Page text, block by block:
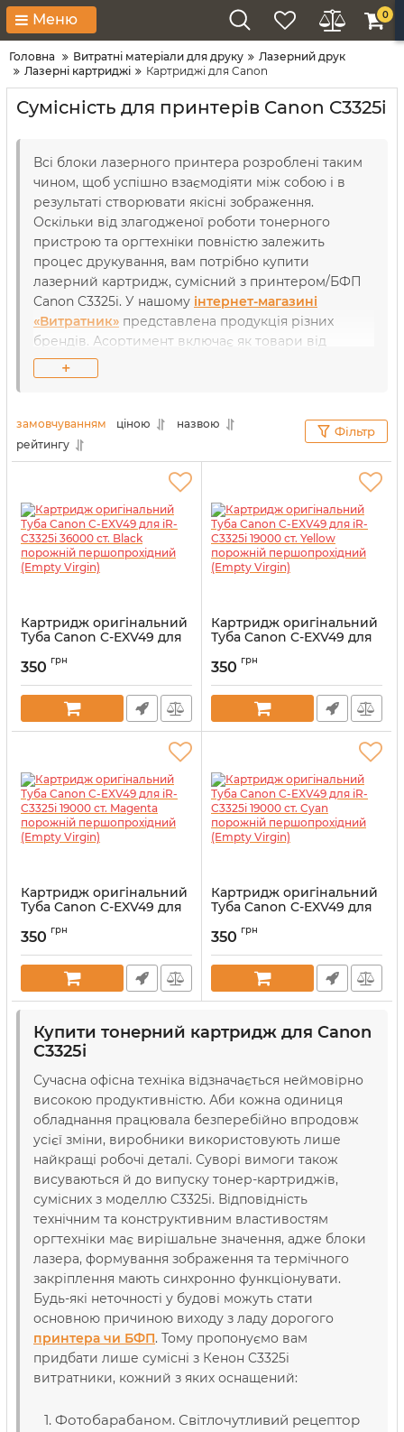
Меню 0
Головна Витратні матеріали для друку
Лазерний друк
Лазерні картриджі
Картриджі для Canon
Сумісність для принтерів Canon C3325i
Всі блоки лазерного принтера розроблені таким
чином, щоб успішно взаємодіяти між собою і в
результаті створювати якісні зображення.
Оскільки від злагодженої роботи тонерного
пристрою та оргтехніки повністю залежить
процес друкування, вам потрібно купити
лазерний картридж, сумісний з принтером/БФП
Canon C3325i. У нашому інтернет-магазині
«Витратник» представлена продукція різних
брендів. Асортимент включає як товари від
компанії-виробника, так і від сторонніх торгових
марок. Завдяки тому, що вже понад 18 років ми
перевіреними постачальниками витратних
матеріалів, ви можете не сумніватися в якості
наших товарів.
+
замовчуванням ціною
назвою
рейтингу
Фільтр
Картридж оригінальний
Туба Canon C-EXV49 для
порожній
Virgin)
Артикул:Ev8524B002
350 грн
Картридж оригінальний
Туба Canon C-EXV49 для
порожній
Virgin)
Артикул:EV8527B002
350 грн
Картридж оригінальний
Туба Canon C-EXV49 для
Magenta порожній
Virgin)
Артикул:EV8526B002
350 грн
Картридж оригінальний
Туба Canon C-EXV49 для
порожній
Virgin)
Артикул:EV8525B002
350 грн
Купити тонерний картридж для Canon
C3325i
Сучасна офісна техніка відзначається неймовірно
високою продуктивністю. Аби кожна одиниця
обладнання працювала безперебійно впродовж
усієї зміни, виробники використовують лише
найкращі робочі деталі. Суворі вимоги також
висуваються й до випуску тонер-картриджів,
сумісних з моделлю C3325i. Відповідність
технічним та конструктивним властивостям
оргтехніки має вирішальне значення, адже блоки
лазера, формування зображення та термічного
закріплення мають синхронно функціонувати.
Будь-які неточності у будові можуть стати
основною причиною виходу з ладу дорогого
принтера чи БФП. Тому пропонуємо вам
придбати лише сумісні з Кенон C3325i
витратники, кожний з яких оснащений:
Фотобарабаном. Світлочутливий рецептор